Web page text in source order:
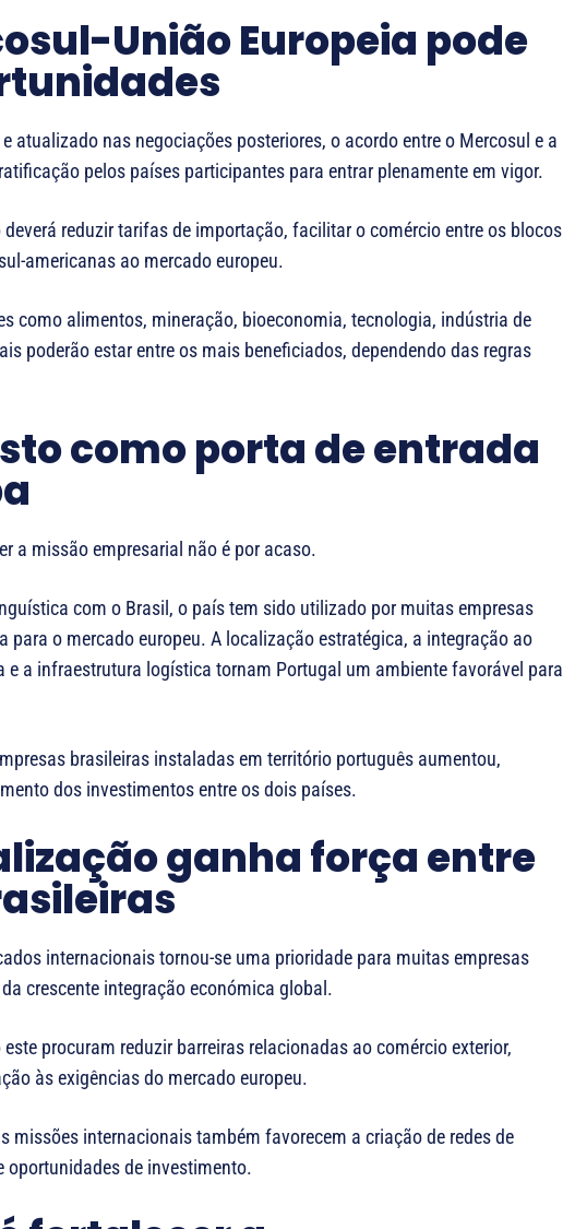
União Europeia pode
atualizado nas negociações posteriores, o acordo entre o Mercosul e a
pelos países participantes para entrar plenamente em vigor.
reduzir tarifas de importação, facilitar o comércio entre os blocos
americanas ao mercado europeu.
como alimentos, mineração, bioeconomia, tecnologia, indústria de
poderão estar entre os mais beneficiados, dependendo das regras
como porta de entrada
a missão empresarial não é por acaso.
com o Brasil, o país tem sido utilizado por muitas empresas
para o mercado europeu. A localização estratégica, a integração ao
e a infraestrutura logística tornam Portugal um ambiente favorável para
brasileiras instaladas em território português aumentou,
dos investimentos entre os dois países.
ganha força entre
internacionais tornou-se uma prioridade para muitas empresas
crescente integração económica global.
procuram reduzir barreiras relacionadas ao comércio exterior,
às exigências do mercado europeu.
missões internacionais também favorecem a criação de redes de
oportunidades de investimento.